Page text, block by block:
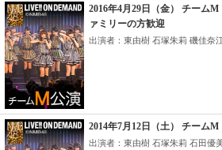
2016年4月29日（金） チーム
ァミリーの方歓迎
出演者：東由樹 石塚朱莉 磯佳奈江
2014年7月12日（土） チーム
出演者：東由樹 石塚朱莉 石田優美